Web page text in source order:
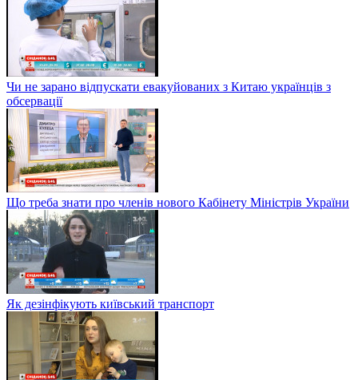
Чи не зарано відпускати евакуйованих з Китаю українців з
обсервації
Що треба знати про членів нового Кабінету Міністрів України
Як дезінфікують київський транспорт